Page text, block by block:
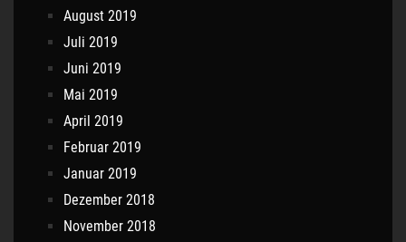
August 2019
Juli 2019
Juni 2019
Mai 2019
April 2019
Februar 2019
Januar 2019
Dezember 2018
November 2018